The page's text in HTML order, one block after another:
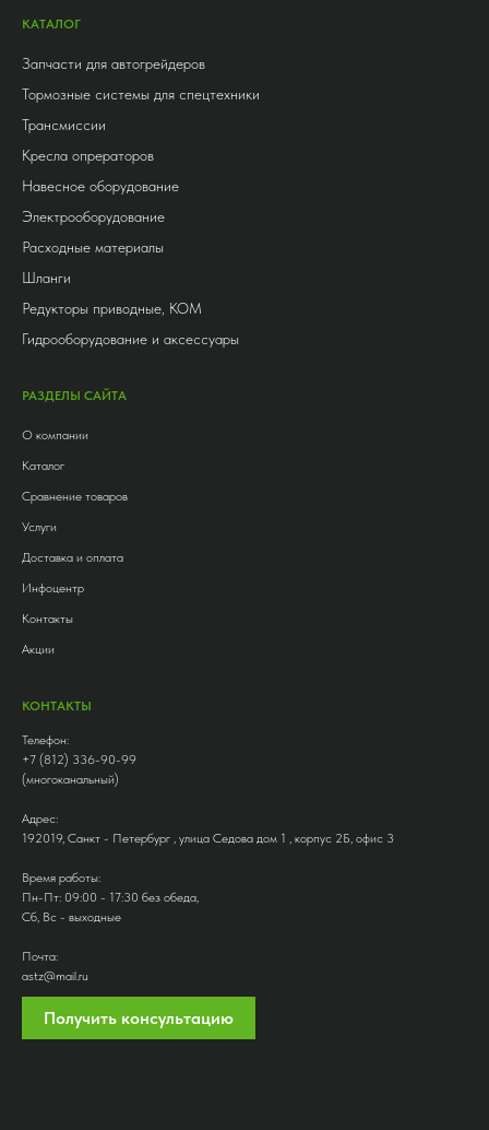
КАТАЛОГ
Запчасти для автогрейдеров
Тормозные системы для спецтехники
Трансмиссии
Кресла опрераторов
Навесное оборудование
Электрооборудование
Расходные материалы
Шланги
Редукторы приводные, КОМ
Гидрооборудование и аксессуары
РАЗДЕЛЫ САЙТА
О компании
Каталог
Сравнение товаров
Услуги
Доставка и оплата
Инфоцентр
Контакты
Акции
КОНТАКТЫ
Телефон:
+7 (812) 336-90-99
(многоканальный)
Адрес:
192019, Санкт - Петербург , улица Седова дом 1 , корпус 2Б, офис 3
Время работы:
Пн-Пт: 09:00 - 17:30 без обеда,
Сб, Вс - выходные
Почта:
astz@mail.ru
Получить консультацию